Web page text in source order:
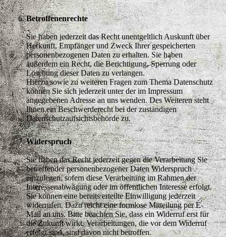
Betroffenenrechte
Sie haben jederzeit das Recht unentgeltlich Auskunft über
Herkunft, Empfänger und Zweck Ihrer gespeicherten
personenbezogenen Daten zu erhalten. Sie haben
außerdem ein Recht, die Berichtigung, Sperrung oder
Löschung dieser Daten zu verlangen.
Hierzu sowie zu weiteren Fragen zum Thema Datenschutz
können Sie sich jederzeit unter der im Impressum
angegebenen Adresse an uns wenden. Des Weiteren steht
Ihnen ein Beschwerderecht bei der zuständigen
Datenschutzaufsichtsbehörde zu.
Widerspruch
Sie haben das Recht jederzeit gegen die Verarbeitung Sie
betreffender personenbezogener Daten Widerspruch
einzulegen, sofern diese Verarbeitung im Rahmen der
Interessenabwägung oder im öffentlichen Interesse erfolgt.
Sie können eine bereits erteilte Einwilligung jederzeit
widerrufen. Dazu reicht eine formlose Mitteilung per E-
Mail an uns. Bitte beachten Sie, dass ein Widerruf erst für
die Zukunft wirkt. Verarbeitungen, die vor dem Widerruf
erfolgt sind, sind davon nicht betroffen.